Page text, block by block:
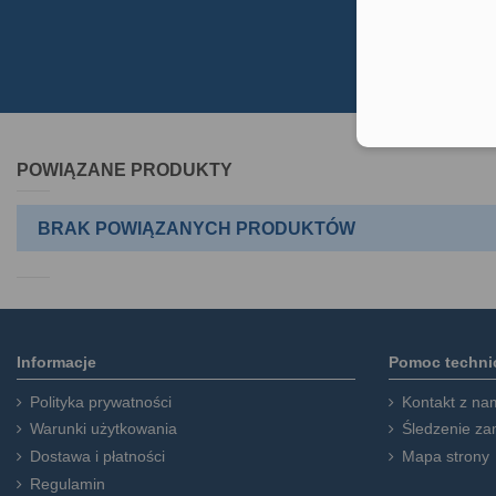
POWIĄZANE PRODUKTY
BRAK POWIĄZANYCH PRODUKTÓW
Informacje
Polityka prywatności
Warunki użytkowania
Dostawa i płatności
Regulamin
Pomoc
Kontakt z
Śledzenie
Mapa strony